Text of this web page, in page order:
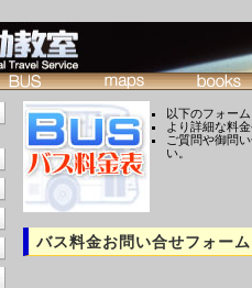
以下のフォー
より詳細な料
ご質問や御問
い。
バス料金お問い合せフォーム